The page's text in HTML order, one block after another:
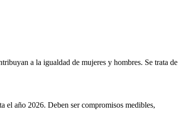
a la igualdad de mujeres y hombres. Se trata de
el año 2026. Deben ser compromisos medibles,